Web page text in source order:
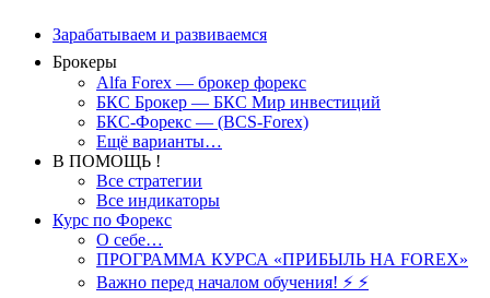
Зарабатываем и развиваемся
Брокеры
Alfa Forex — брокер форекс
БКС Брокер — БКС Мир инвестиций
БКС-Форекс — (BCS-Forex)
Ещё варианты…
В ПОМОЩЬ !
Все стратегии
Все индикаторы
Курс по Форекс
О себе…
ПРОГРАММА КУРСА «ПРИБЫЛЬ НА FOREX»
Важно перед началом обучения! ⚡ ⚡